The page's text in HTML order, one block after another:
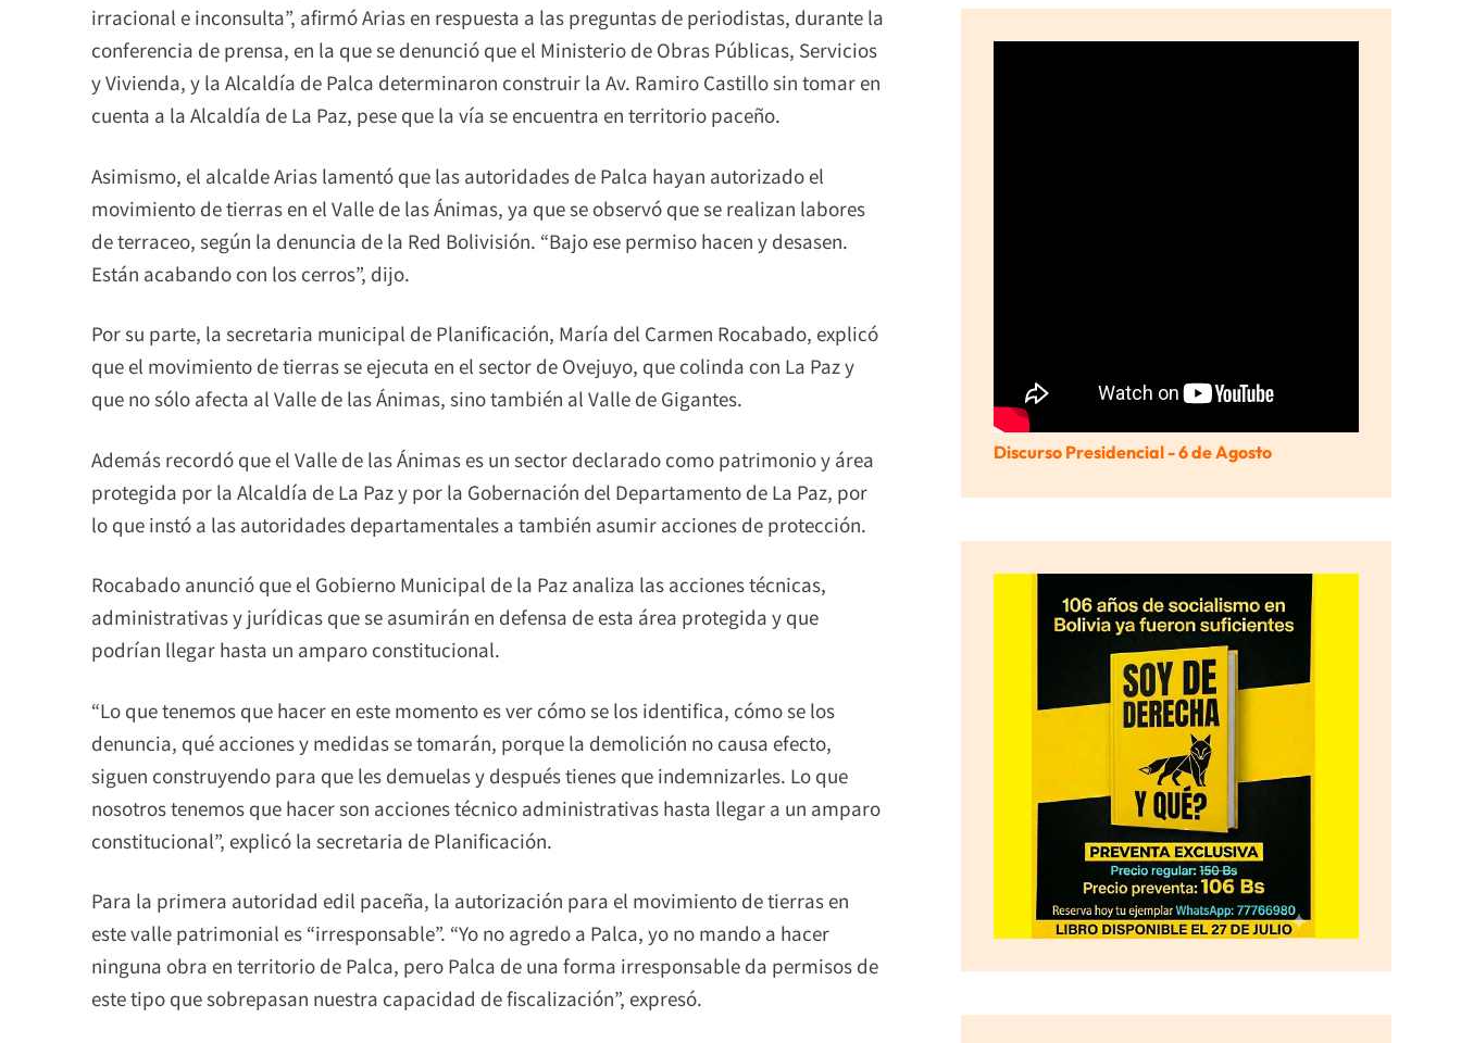
irracional e inconsulta”, afirmó Arias en respuesta a las preguntas de periodistas, durante la
conferencia de prensa, en la que se denunció que el Ministerio de Obras Públicas, Servicios
y Vivienda, y la Alcaldía de Palca determinaron construir la Av. Ramiro Castillo sin tomar en
cuenta a la Alcaldía de La Paz, pese que la vía se encuentra en territorio paceño.
Asimismo, el alcalde Arias lamentó que las autoridades de Palca hayan autorizado el
movimiento de tierras en el Valle de las Ánimas, ya que se observó que se realizan labores
de terraceo, según la denuncia de la Red Bolivisión. “Bajo ese permiso hacen y desasen.
Están acabando con los cerros”, dijo.
Por su parte, la secretaria municipal de Planificación, María del Carmen Rocabado, explicó
que el movimiento de tierras se ejecuta en el sector de Ovejuyo, que colinda con La Paz y
que no sólo afecta al Valle de las Ánimas, sino también al Valle de Gigantes.
Además recordó que el Valle de las Ánimas es un sector declarado como patrimonio y área
protegida por la Alcaldía de La Paz y por la Gobernación del Departamento de La Paz, por
lo que instó a las autoridades departamentales a también asumir acciones de protección.
Rocabado anunció que el Gobierno Municipal de la Paz analiza las acciones técnicas,
administrativas y jurídicas que se asumirán en defensa de esta área protegida y que
podrían llegar hasta un amparo constitucional.
“Lo que tenemos que hacer en este momento es ver cómo se los identifica, cómo se los
denuncia, qué acciones y medidas se tomarán, porque la demolición no causa efecto,
siguen construyendo para que les demuelas y después tienes que indemnizarles. Lo que
nosotros tenemos que hacer son acciones técnico administrativas hasta llegar a un amparo
constitucional”, explicó la secretaria de Planificación.
Para la primera autoridad edil paceña, la autorización para el movimiento de tierras en
este valle patrimonial es “irresponsable”. “Yo no agredo a Palca, yo no mando a hacer
ninguna obra en territorio de Palca, pero Palca de una forma irresponsable da permisos de
este tipo que sobrepasan nuestra capacidad de fiscalización”, expresó.
Discurso Presidencial - 6 de Agosto